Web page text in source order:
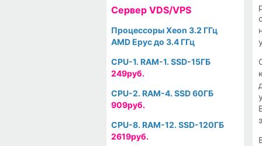
Cервер VDS/VPS
Процессоры Xeon 3.2 ГГц
AMD Epyc до 3.4 ГГц
CPU-1. RAM-1. SSD-15ГБ
249руб.
CPU-2. RAM-4. SSD 60ГБ
909руб.
CPU-8. RAM-12. SSD-120ГБ
2619руб.